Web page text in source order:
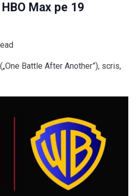
Max pe 19
Battle After Another”), scris,